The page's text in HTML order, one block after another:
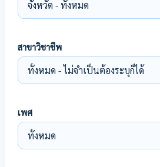
สาขาวิชาชีพ
เพศ